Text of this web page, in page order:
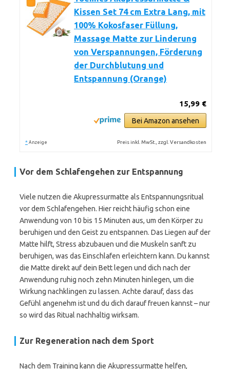
Kissen Set 74 cm Extra Lang, mit
100% Kokosfaser Füllung,
Massage Matte zur Linderung
von Verspannungen, Förderung
der Durchblutung und
Entspannung (Orange)
15,99 €
Bei Amazon ansehen
* Anzeige Preis inkl. MwSt., zzgl. Versandkosten
Vor dem Schlafengehen zur Entspannung
Viele nutzen die Akupressurmatte als Entspannungsritual
vor dem Schlafengehen. Hier reicht häufig schon eine
Anwendung von 10 bis 15 Minuten aus, um den Körper zu
beruhigen und den Geist zu entspannen. Das Liegen auf der
Matte hilft, Stress abzubauen und die Muskeln sanft zu
beruhigen, was das Einschlafen erleichtern kann. Du kannst
die Matte direkt auf dein Bett legen und dich nach der
Anwendung ruhig noch zehn Minuten hinlegen, um die
Wirkung nachklingen zu lassen. Achte darauf, dass das
Gefühl angenehm ist und du dich darauf freuen kannst – nur
so wird das Ritual nachhaltig wirksam.
Zur Regeneration nach dem Sport
Nach dem Training kann die Akupressurmatte helfen,